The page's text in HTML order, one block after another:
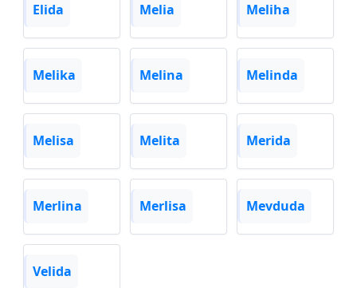
Elida Melia Meliha
Melika Melina Melinda
Melisa Melita Merida
Merlina Merlisa Mevduda
Velida